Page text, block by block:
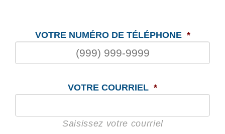
VOTRE NUMÉRO DE TÉLÉPHONE *
VOTRE COURRIEL *
Saisissez votre courriel